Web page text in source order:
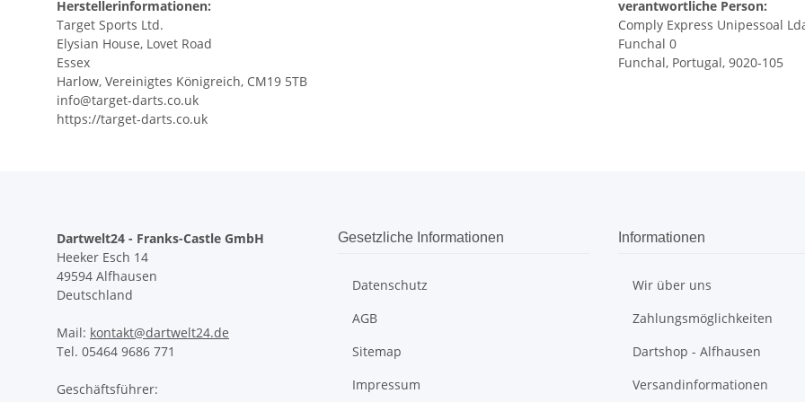
Herstellerinformationen:
Target Sports Ltd.
Elysian House, Lovet Road
Essex
Harlow, Vereinigtes Königreich, CM19 5TB
info@target-darts.co.uk
https://target-darts.co.uk
verantwortliche Person:
Comply Express Unipessoal
Funchal 0
Funchal, Portugal, 9020-105
Dartwelt24 - Franks-Castle GmbH
Heeker Esch 14
49594 Alfhausen
Deutschland
Mail: kontakt@dartwelt24.de
Tel. 05464 9686 771
Geschäftsführer:
Gesetzliche Informationen
Datenschutz
AGB
Sitemap
Impressum
Informationen
Wir über uns
Zahlungsmöglichkeiten
Dartshop - Alfhausen
Versandinformationen